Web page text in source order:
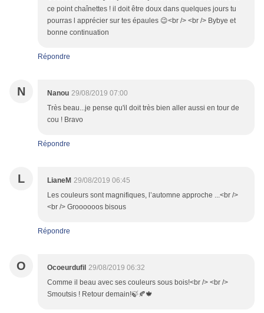
ce point chaînettes ! il doit être doux dans quelques jours tu
pourras l apprécier sur tes épaules 😉<br /> <br /> Bybye et
bonne continuation
Répondre
N Nanou 29/08/2019 07:00
Très beau...je pense qu'il doit très bien aller aussi en tour de
cou ! Bravo
Répondre
L LianeM 29/08/2019 06:45
Les couleurs sont magnifiques, l’automne approche ...<br />
<br /> Groooooos bisous
Répondre
O Ocoeurdufil 29/08/2019 06:32
Comme il beau avec ses couleurs sous bois!<br /> <br />
Smoutsis ! Retour demain!🍃🍂🍁